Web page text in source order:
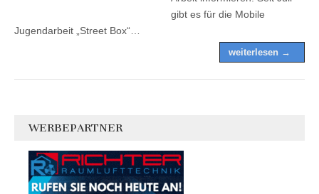
gibt es für die Mobile
Jugendarbeit „Street Box“…
weiterlesen →
WERBEPARTNER